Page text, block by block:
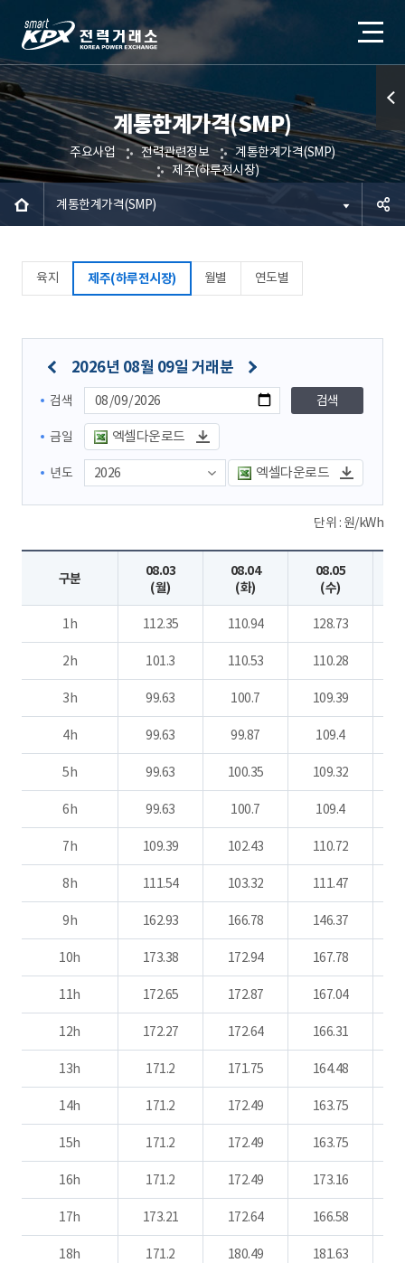
계통한계가격(SMP)
주요사업 전력관련정보
계통한계가격(SMP)
제주(하루전시장)
계통한계가격(SMP)
육지 제주(하루전시장) 월별 연도별
2026년 08월 09일 거래분
검색
금일 엑셀다운로드
년도 엑셀다운로드
단위 : 원/kWh
구분
08.03
(월)
08.04
(화)
08.05
(수)
1h 112.35 110.94 128.73
2h 101.3 110.53 110.28
3h 99.63 100.7 109.39
4h 99.63 99.87 109.4
5h 99.63 100.35 109.32
6h 99.63 100.7 109.4
7h 109.39 102.43 110.72
8h 111.54 103.32 111.47
9h 162.93 166.78 146.37
10h 173.38 172.94 167.78
11h 172.65 172.87 167.04
12h 172.27 172.64 166.31
13h 171.2 171.75 164.48
14h 171.2 172.49 163.75
15h 171.2 172.49 163.75
16h 171.2 172.49 173.16
17h 173.21 172.64 166.58
18h 171.2 180.49 181.63
퀵메
뉴 열
기